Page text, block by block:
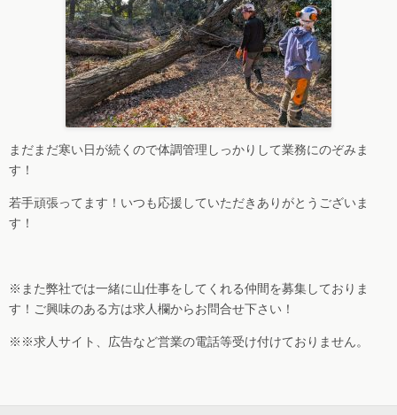
まだまだ寒い日が続くので体調管理しっかりして業務にのぞみま
す！
若手頑張ってます！いつも応援していただきありがとうございま
す！
※また弊社では一緒に山仕事をしてくれる仲間を募集しておりま
す！ご興味のある方は求人欄からお問合せ下さい！
※※求人サイト、広告など営業の電話等受け付けておりません。